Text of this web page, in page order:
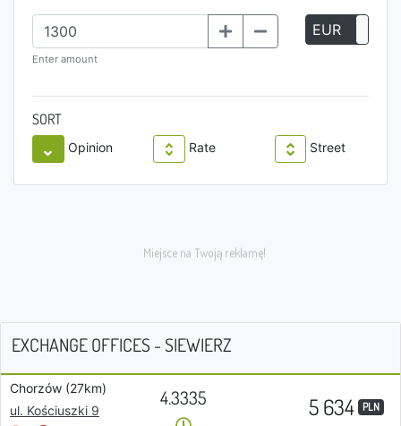
Enter amount
EUR
SORT
Opinion Rate Street
EXCHANGE OFFICES - SIEWIERZ
Chorzów (27km)
ul. Kościuszki 9
4.3335 5 634 PLN